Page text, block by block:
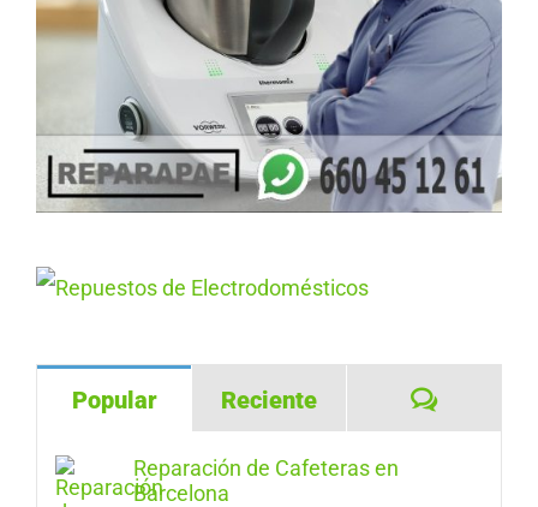
Popular Reciente
Reparación de Cafeteras en
Barcelona